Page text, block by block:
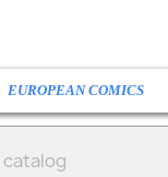
EUROPEAN COMICS